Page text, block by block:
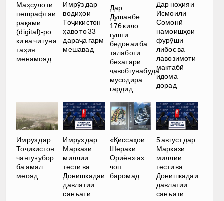
Маҳсулоти
пешрафтаи
рақамӣ
(digital)-ро
кӣ ва чӣ гуна
таҳия
менамояд
Имрӯз дар
водиҳои
Тоҷикистон
ҳаво то 33
дараҷа гарм
мешавад
Дар
Душанбе
176 кило
гӯшти
бедонаи ба
талаботи
бехатарӣ
ҷавобгӯнабуда
мусодира
гардид
Дар ноҳияи
Исмоили
Сомонӣ
намоишҳои
фурӯши
либос ва
лавозимоти
мактабӣ
идома
дорад
Имрӯз дар
Тоҷикистон
чангу ғубор
ба амал
меояд
Имрӯз дар
Маркази
миллии
тестӣ ва
Донишкадаи
давлатии
санъати
«Қиссаҳои
Шераки
Ориён» аз
чоп
баромад
5 август дар
Маркази
миллии
тестӣ ва
Донишкадаи
давлатии
санъати